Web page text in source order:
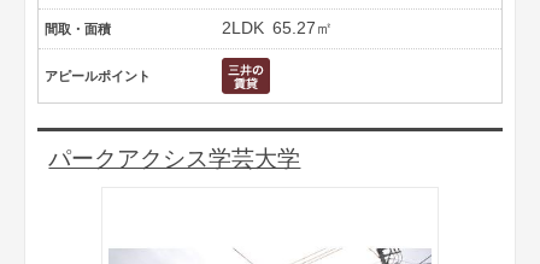
間取・面積 2LDK 65.27㎡
アピールポイント
パークアクシス学芸大学